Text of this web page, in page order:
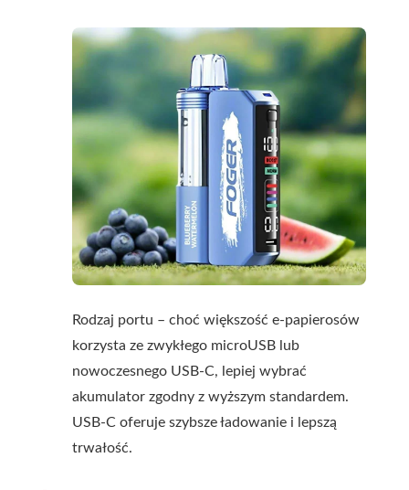
Rodzaj portu – choć większość e-papierosów
korzysta ze zwykłego microUSB lub
nowoczesnego USB-C, lepiej wybrać
akumulator zgodny z wyższym standardem.
USB-C oferuje szybsze ładowanie i lepszą
trwałość.